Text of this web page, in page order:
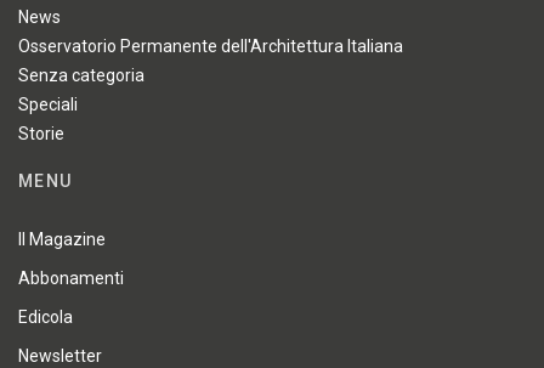
News
Osservatorio Permanente dell'Architettura Italiana
Senza categoria
Speciali
Storie
MENU
Il Magazine
Abbonamenti
Edicola
Newsletter